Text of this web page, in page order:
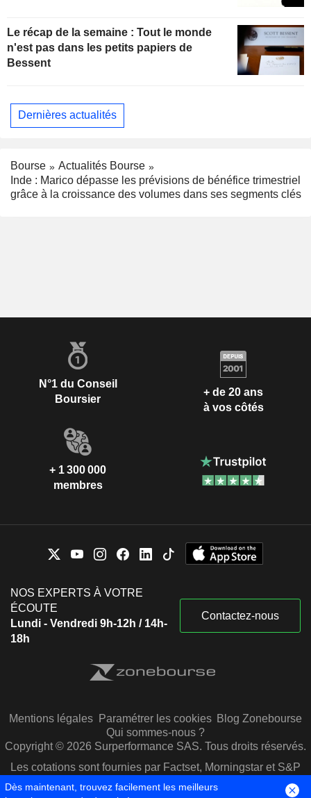
Le récap de la semaine : Tout le monde
n'est pas dans les petits papiers de
Bessent
Dernières actualités
Bourse
Actualités Bourse
Inde : Marico dépasse les prévisions de bénéfice trimestriel
grâce à la croissance des volumes dans ses segments clés
N°1 du Conseil
Boursier
+ de 20 ans
à vos côtés
+ 1 300 000
membres
NOS EXPERTS À VOTRE
ÉCOUTE
Lundi - Vendredi 9h-12h / 14h-
18h
Contactez-nous
Mentions légales Paramétrer les cookies Blog Zonebourse
Qui sommes-nous ?
Copyright © 2026 Surperformance SAS. Tous droits réservés.
Les cotations sont fournies par Factset, Morningstar et S&P
Capital IQ
Dès maintenant, trouvez facilement les meilleurs